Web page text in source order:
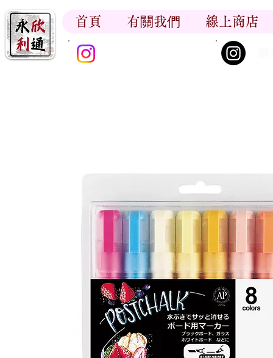
首頁 有關我們 線上商店